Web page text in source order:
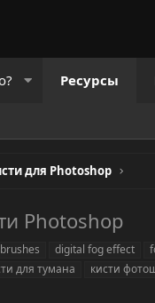
Ресурсы
для Photoshop
Photoshop
digital fog effect
для тумана кисти